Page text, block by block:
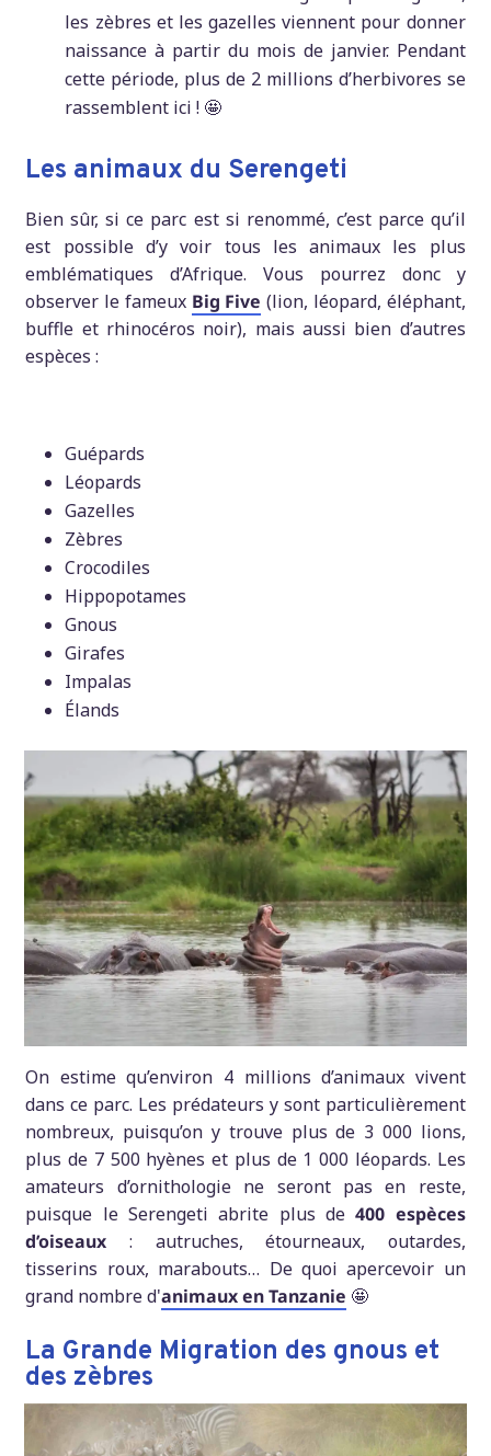
les zèbres et les gazelles viennent pour donner
naissance à partir du mois de janvier. Pendant
cette période, plus de 2 millions d’herbivores se
rassemblent ici ! 🤩
Les animaux du Serengeti
Bien sûr, si ce parc est si renommé, c’est parce qu’il
est possible d’y voir tous les animaux les plus
emblématiques d’Afrique. Vous pourrez donc y
observer le fameux Big Five (lion, léopard, éléphant,
buffle et rhinocéros noir), mais aussi bien d’autres
espèces :
Guépards
Léopards
Gazelles
Zèbres
Crocodiles
Hippopotames
Gnous
Girafes
Impalas
Élands
On estime qu’environ 4 millions d’animaux vivent
dans ce parc. Les prédateurs y sont particulièrement
nombreux, puisqu’on y trouve plus de 3 000 lions,
plus de 7 500 hyènes et plus de 1 000 léopards. Les
amateurs d’ornithologie ne seront pas en reste,
puisque le Serengeti abrite plus de400 espèces
d’oiseaux : autruches, étourneaux, outardes,
tisserins roux, marabouts… De quoi apercevoir un
grand nombre d'animaux en Tanzanie 🤩
La Grande Migration des gnous et
des zèbres